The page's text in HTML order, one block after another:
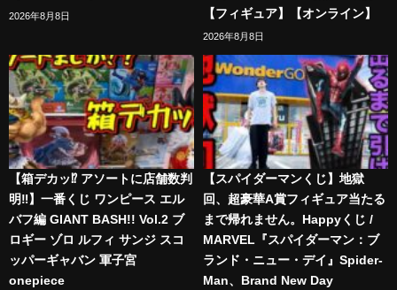
2026年8月8日
【フィギュア】【オンライン】
2026年8月8日
【箱デカッ⁉︎ アソートに店舗数判
明‼︎】一番くじ ワンピース エル
バフ編 GIANT BASH!! Vol.2 ブ
ロギー ゾロ ルフィ サンジ スコ
ッパーギャバン 軍子宮
onepiece
【スパイダーマンくじ】地獄
回、超豪華A賞フィギュア当たる
まで帰れません。Happyくじ /
MARVEL『スパイダーマン：ブ
ランド・ニュー・デイ』Spider-
Man、Brand New Day